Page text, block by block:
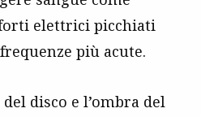
elettrici picchiati
più acute.
disco e l’ombra del